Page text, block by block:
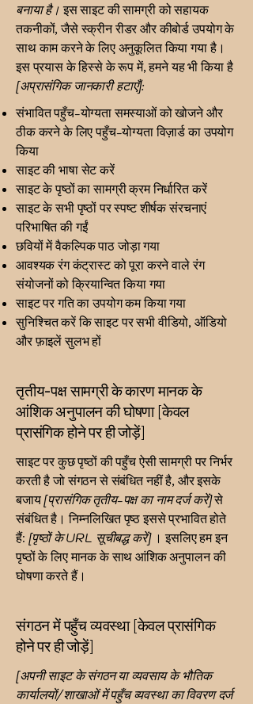
बनाया है। इस साइट की सामग्री को सहायक
तकनीकों, जैसे स्क्रीन रीडर और कीबोर्ड उपयोग के
साथ काम करने के लिए अनुकूलित किया गया है।
इस प्रयास के हिस्से के रूप में, हमने यह भी किया है
[अप्रासंगिक जानकारी हटाएँ]:
संभावित पहुँच-योग्यता समस्याओं को खोजने और
ठीक करने के लिए पहुँच-योग्यता विज़ार्ड का उपयोग
किया
साइट की भाषा सेट करें
साइट के पृष्ठों का सामग्री क्रम निर्धारित करें
साइट के सभी पृष्ठों पर स्पष्ट शीर्षक संरचनाएं
परिभाषित की गईं
छवियों में वैकल्पिक पाठ जोड़ा गया
आवश्यक रंग कंट्रास्ट को पूरा करने वाले रंग
संयोजनों को क्रियान्वित किया गया
साइट पर गति का उपयोग कम किया गया
सुनिश्चित करें कि साइट पर सभी वीडियो, ऑडियो
और फ़ाइलें सुलभ हों
तृतीय-पक्ष सामग्री के कारण मानक के
आंशिक अनुपालन की घोषणा [केवल
प्रासंगिक होने पर ही जोड़ें]
साइट पर कुछ पृष्ठों की पहुँच ऐसी सामग्री पर निर्भर
करती है जो संगठन से संबंधित नहीं है, और इसके
बजाय[प्रासंगिक तृतीय-पक्ष का नाम दर्ज करें]से
संबंधित है। निम्नलिखित पृष्ठ इससे प्रभावित होते
हैं: [पृष्ठों के URL सूचीबद्ध करें]। इसलिए हम इन
पृष्ठों के लिए मानक के साथ आंशिक अनुपालन की
घोषणा करते हैं।
संगठन में पहुँच व्यवस्था [केवल प्रासंगिक
होने पर ही जोड़ें]
[अपनी साइट के संगठन या व्यवसाय के भौतिक
कार्यालयों/शाखाओं में पहुँच व्यवस्था का विवरण दर्ज